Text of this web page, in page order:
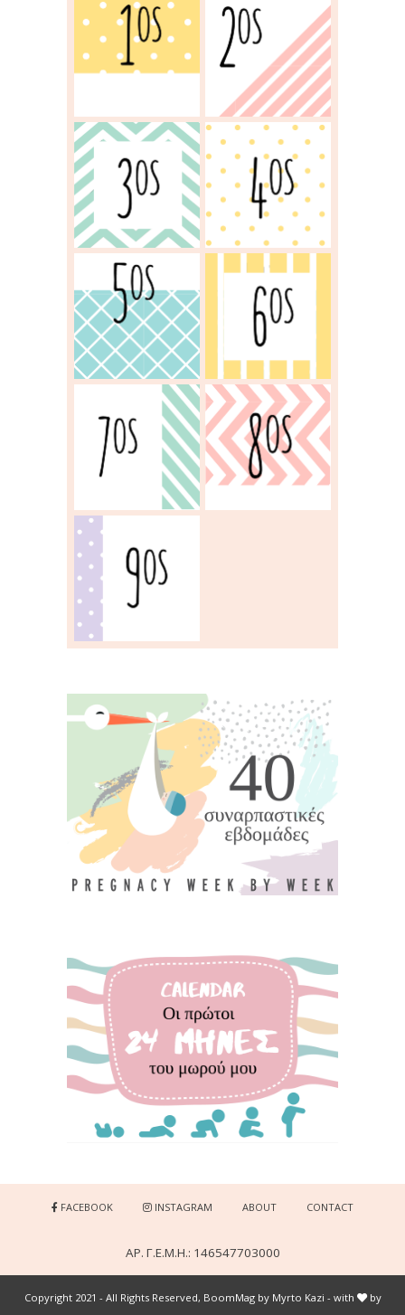
FACEBOOK INSTAGRAM ABOUT CONTACT
ΑΡ. Γ.Ε.Μ.Η.: 146547703000
Copyright 2021 - All Rights Reserved, BoomMag by Myrto Kazi - with by